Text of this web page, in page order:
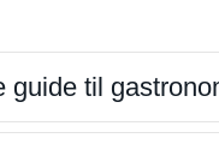
guide til